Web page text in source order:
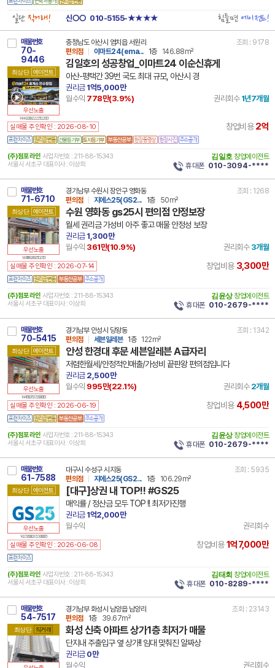
일단직거래! 신○○ 010-5155-★★★★ 힘들면에이전트!
매물번호
70-
9446
최상단 에이전트
우선노출
14 44200 8222 251229 101
충청남도 아산시 염치읍 서원리
조회 : 9178
편의점
이마트24(ema... 1층 146.88m²
김일호의 성공창업_이마트24 이순신휴게
아산-평택간 39번 국도 최대 규모, 아산시 경
권리금1억5,000만
월수익 778만(3.9%) 권리회수 1년7개월
실매물 주인확인 : 2026-08-10 창업비용2억
건물등기부 토지등기부
(주)점포라인 사업자번호 : 211-88-15343
서울시 서초구 대표이사 : 이상희
김일호 창업에이전트
휴대폰 010-3094-****
매물번호
71-6710
최상단 에이전트
우선노출
14 41111 8289 251027 101
경기남부 수원시 장안구 영화동
조회 : 1268
편의점
지에스25(GS2... 1층 50m²
수원 영화동 gs25시 편의점 안정보장
월세 권리금 가성비 아주 좋고 매물 안정성 보장
권리금1,300만
월수익 361만(10.9%) 권리회수 3개월
실매물 주인확인 : 2026-07-14 창업비용 3,300만
(주)점포라인 사업자번호 : 211-88-15343
서울시 서초구 대표이사 : 이상희
김윤상 창업에이전트
휴대폰 010-2679-****
매물번호
70-5415
최상단 에이전트
우선노출
14 41550 7537 250901 101
경기남부 안성시 당왕동
조회 : 1342
편의점
세븐일레븐 1층 122m²
안성 한경대 후문 세븐일레븐 A급자리
저렴한월세/안정적인매출/가성비 끝판왕 편의점입니다
권리금2,500만
월수익 995만(22.1%) 권리회수 2개월
실매물 주인확인 : 2026-06-19 창업비용 4,500만
(주)점포라인 사업자번호 : 211-88-15343
서울시 서초구 대표이사 : 이상희
김윤상 창업에이전트
휴대폰 010-2679-****
매물번호
61-7588
최상단 에이전트
우선노출
14 27260 8037 230608 101
대구시 수성구 시지동
조회 : 5935
편의점
지에스25(GS2... 1층 106.29m²
[대구]상권 내 TOP!! #GS25
매익률 / 정산금 모두 TOP !! 최저가진행
권리금1억2,000만
월수익
권리회수
실매물 주인확인 : 2026-06-08 창업비용1억7,000만
(주)점포라인 사업자번호 : 211-88-15343
서울시 서초구 대표이사 : 이상희
김태회 창업에이전트
휴대폰 010-8289-****
매물번호
54-7517
최상단 직거래
경기남부 화성시 남양읍 남양리
조회 : 23143
편의점
1층 39.67m²
화성 신축 아파트 상가1층 최저가 매물
단지내 주출입구 옆 상가!! 임대 맞춰진 알짜상
권리금0만
월수익
권리회수